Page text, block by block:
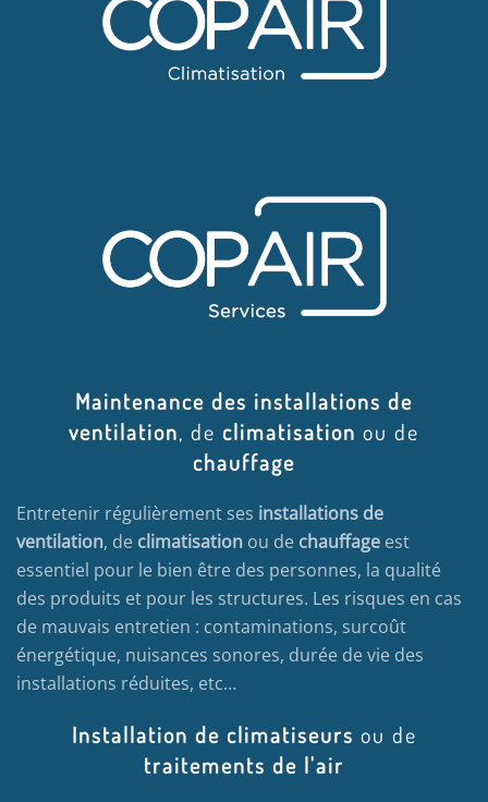
Maintenance des installations de
ventilation, de climatisation ou de
chauffage
Entretenir régulièrement ses installations de
ventilation, de climatisation ou de chauffage est
essentiel pour le bien être des personnes, la qualité
des produits et pour les structures. Les risques en cas
de mauvais entretien : contaminations, surcoût
énergétique, nuisances sonores, durée de vie des
installations réduites, etc…
Installation de climatiseurs ou de
traitements de l'air